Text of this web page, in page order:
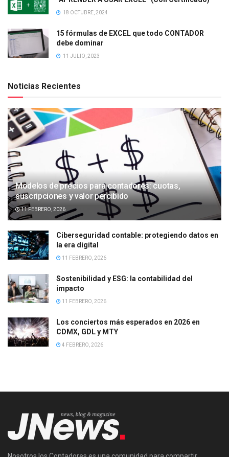
18 OCTUBRE, 2024
15 fórmulas de EXCEL que todo CONTADOR
debe dominar
11 JULIO, 2023
Noticias Recientes
Modelos de precios para contadores: cuotas,
suscripciones y valor percibido
11 FEBRERO, 2026
Ciberseguridad contable: protegiendo datos en
la era digital
11 FEBRERO, 2026
Sostenibilidad y ESG: la contabilidad del
impacto
11 FEBRERO, 2026
Los conciertos más esperados en 2026 en
CDMX, GDL y MTY
4 FEBRERO, 2026